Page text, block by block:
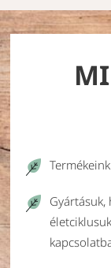
Gyártásuk,